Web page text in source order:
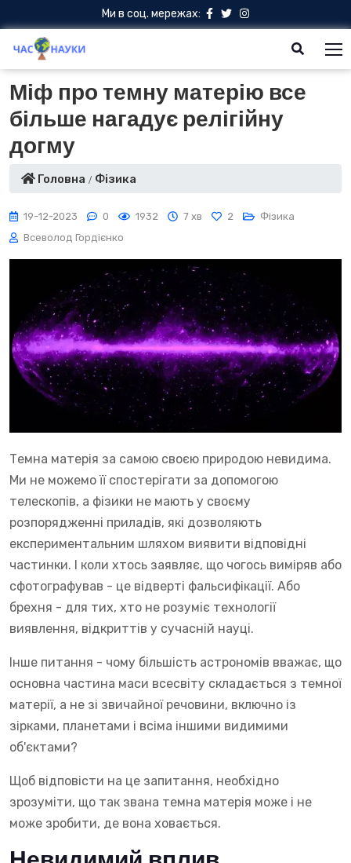
Ми в соц. мережах:
Міф про темну матерію все
більше нагадує релігійну
догму
Головна Фізика
19-12-2023 0 1932 7 хв 2
Фізика
Всеволод Гордієнко
Темна матерія за самою своєю природою невидима.
Ми не можемо її спостерігати за допомогою
телескопів, а фізики не мають у своєму
розпорядженні приладів, які дозволяють
експериментальним шляхом виявити відповідні
частинки. І коли хтось заявляє, що чогось виміряв або
сфотографував - це відверті фальсифікації. Або
брехня - для тих, хто не розуміє технології
виявлення, відкриттів у сучасній науці.
Інше питання - чому більшість астрономів вважає, що
основна частина маси всесвіту складається з темної
матерії, а не зі звичайної речовини, включно із
зірками, планетами і всіма іншими видимими
об'єктами?
Щоб відповісти на це запитання, необхідно
зрозуміти, що так звана темна матерія може і не
може зробити, де вона ховається.